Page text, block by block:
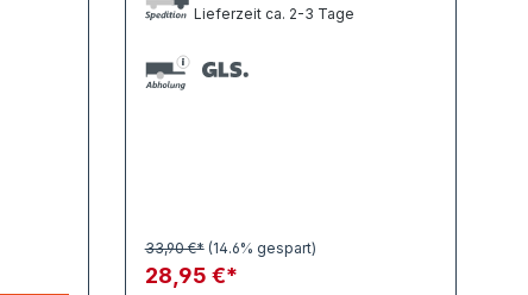
Lieferzeit ca. 2-3 Tage
28,95 €*
33,90 €* (14.6% gespart)